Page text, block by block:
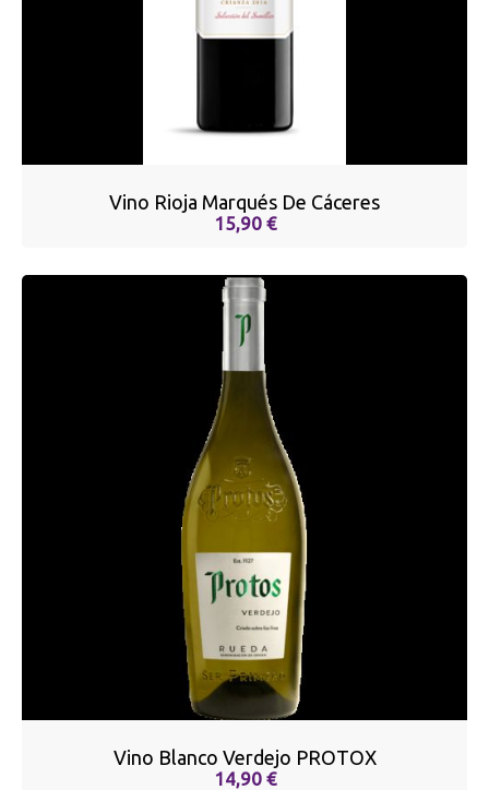
Vino Rioja Marqués De Cáceres
15,90 €
Vino Blanco Verdejo PROTOX
14,90 €